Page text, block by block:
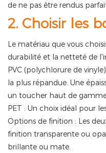
de ne pas être rendus
2. Choisir les
Le matériau que vous
durabilité et la netteté de
PVC (polychlorure de
la plus répandue. Une
un toucher haut de
PET : Un choix idéal pour
Options de finition : Les
finition transparente ou
brillante ou mate.